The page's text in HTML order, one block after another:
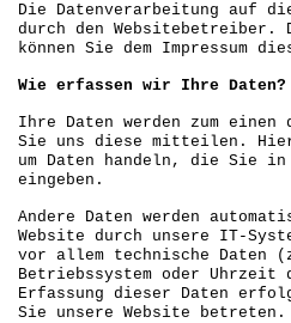
Die Datenverarbeitung auf
durch den Websitebetreiber.
können Sie dem Impressum
Wie erfassen wir Ihre Daten?
Ihre Daten werden zum einen
Sie uns diese mitteilen.
um Daten handeln, die Sie
eingeben.
Andere Daten werden
Website durch unsere IT-
vor allem technische Daten
Betriebssystem oder
Erfassung dieser Daten
Sie unsere Website betreten.